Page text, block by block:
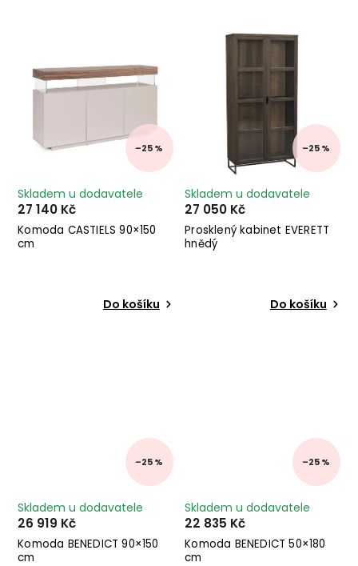
–25 %
Komoda CASTIELS 90×150
cm
Skladem u dodavatele
27 140 Kč
Do košíku
–25 %
Prosklený kabinet EVERETT
hnědý
Skladem u dodavatele
27 050 Kč
Do košíku
–25 %
Komoda BENEDICT 90×150
cm
Skladem u dodavatele
26 919 Kč
–25 %
Komoda BENEDICT 50×180
cm
Skladem u dodavatele
22 835 Kč